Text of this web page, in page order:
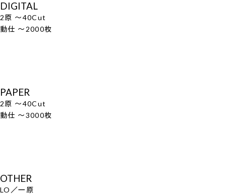
DIGITAL
2原 ～40Cut
動仕 ～2000枚
PAPER
2原 ～40Cut
動仕 ～3000枚
OTHER
LO／一原